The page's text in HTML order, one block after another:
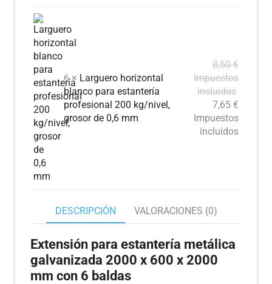
6 × Larguero horizontal
blanco para estantería
profesional 200 kg/nivel,
grosor de 0,6 mm
8,50€
Impuestos
incluidos
7,65 €
Impuestos
incluidos
DESCRIPCIÓN VALORACIONES (0)
Extensión para estantería metálica
galvanizada 2000 x 600 x 2000
mm con 6 baldas